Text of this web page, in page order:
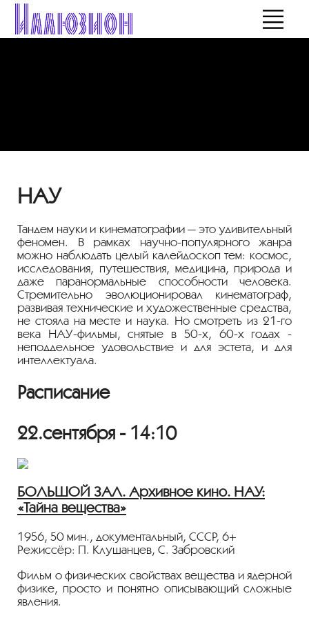
НАУ
Тандем науки и кинематографии — это удивительный
феномен. В рамках научно-популярного жанра
можно наблюдать целый калейдоскоп тем: космос,
исследования, путешествия, медицина, природа и
даже паранормальные способности человека.
Стремительно эволюционировал кинематограф,
развивая технические и художественные средства,
не стояла на месте и наука. Но смотреть из 21-го
века НАУ-фильмы, снятые в 50-х, 60-х годах -
неподдельное удовольствие и для эстета, и для
интеллектуала.
Расписание
22.сентября - 14:10
БОЛЬШОЙ ЗАЛ. Архивное кино. НАУ:
«Тайна вещества»
1956, 50 мин., документальный, СССР, 6+
Режиссёр: П. Клушанцев, С. Забровский
Фильм о физических свойствах вещества и ядерной
физике, просто и понятно описывающий сложные
явления.